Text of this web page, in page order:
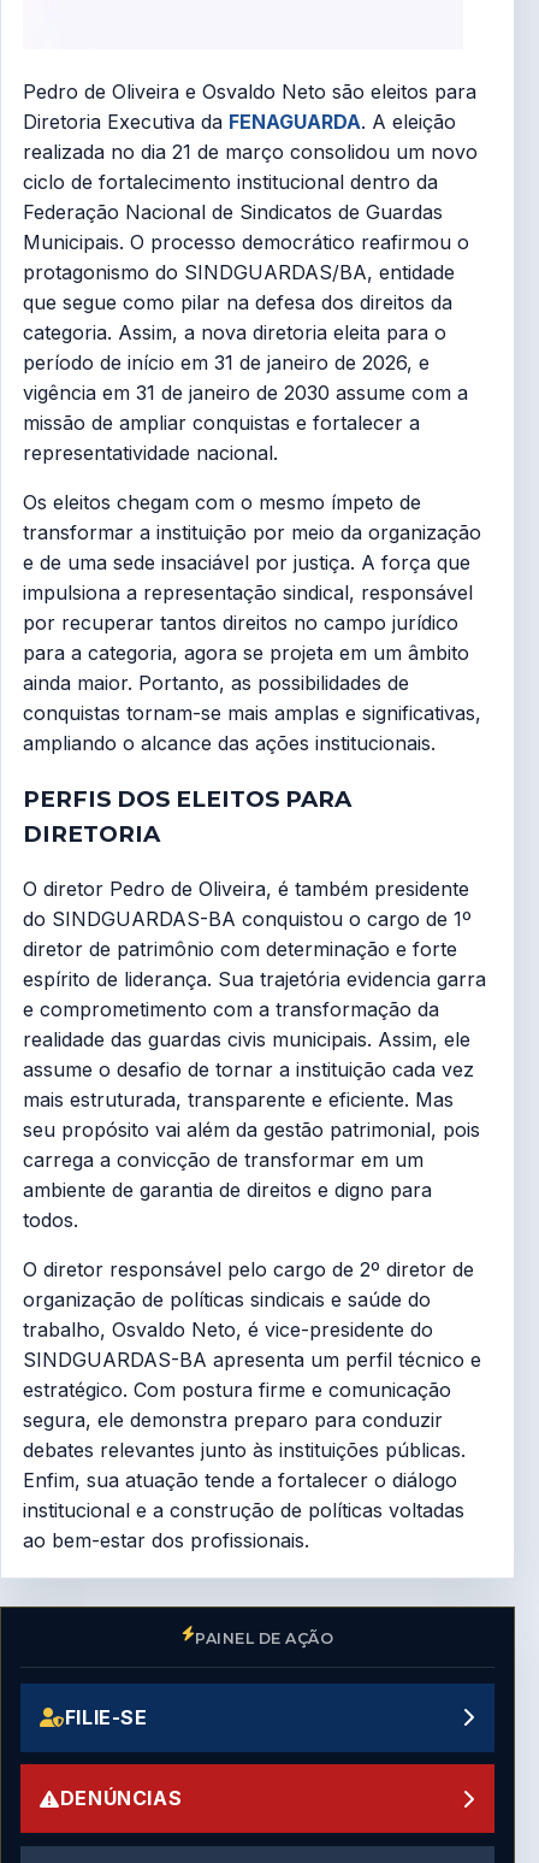
Pedro de Oliveira e Osvaldo Neto são eleitos para
Diretoria Executiva da FENAGUARDA. A eleição
realizada no dia 21 de março consolidou um novo
ciclo de fortalecimento institucional dentro da
Federação Nacional de Sindicatos de Guardas
Municipais. O processo democrático reafirmou o
protagonismo do SINDGUARDAS/BA, entidade
que segue como pilar na defesa dos direitos da
categoria. Assim, a nova diretoria eleita para o
período de início em 31 de janeiro de 2026, e
vigência em 31 de janeiro de 2030 assume com a
missão de ampliar conquistas e fortalecer a
representatividade nacional.
Os eleitos chegam com o mesmo ímpeto de
transformar a instituição por meio da organização
e de uma sede insaciável por justiça. A força que
impulsiona a representação sindical, responsável
por recuperar tantos direitos no campo jurídico
para a categoria, agora se projeta em um âmbito
ainda maior. Portanto, as possibilidades de
conquistas tornam-se mais amplas e significativas,
ampliando o alcance das ações institucionais.
PERFIS DOS ELEITOS PARA
DIRETORIA
O diretor Pedro de Oliveira, é também presidente
do SINDGUARDAS-BA conquistou o cargo de 1º
diretor de patrimônio com determinação e forte
espírito de liderança. Sua trajetória evidencia garra
e comprometimento com a transformação da
realidade das guardas civis municipais. Assim, ele
assume o desafio de tornar a instituição cada vez
mais estruturada, transparente e eficiente. Mas
seu propósito vai além da gestão patrimonial, pois
carrega a convicção de transformar em um
ambiente de garantia de direitos e digno para
todos.
O diretor responsável pelo cargo de 2º diretor de
organização de políticas sindicais e saúde do
trabalho, Osvaldo Neto, é vice-presidente do
SINDGUARDAS-BA apresenta um perfil técnico e
estratégico. Com postura firme e comunicação
segura, ele demonstra preparo para conduzir
debates relevantes junto às instituições públicas.
Enfim, sua atuação tende a fortalecer o diálogo
institucional e a construção de políticas voltadas
ao bem-estar dos profissionais.
PAINEL DE AÇÃO
FILIE-SE
DENÚNCIAS